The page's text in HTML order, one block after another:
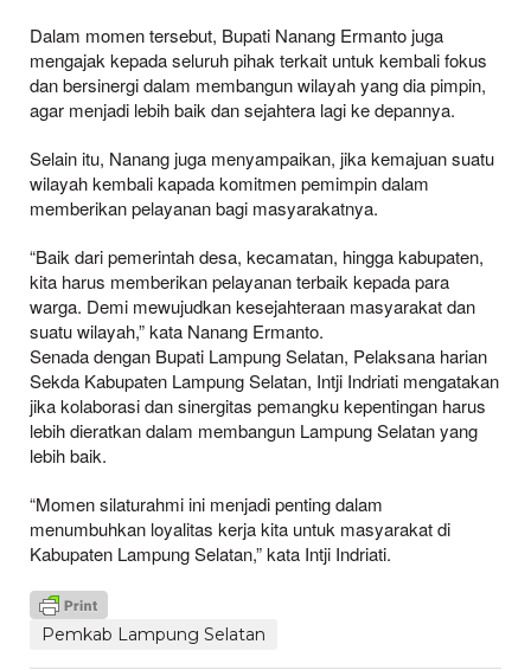
Dalam momen tersebut, Bupati Nanang Ermanto juga
mengajak kepada seluruh pihak terkait untuk kembali fokus
dan bersinergi dalam membangun wilayah yang dia pimpin,
agar menjadi lebih baik dan sejahtera lagi ke depannya.
Selain itu, Nanang juga menyampaikan, jika kemajuan suatu
wilayah kembali kapada komitmen pemimpin dalam
memberikan pelayanan bagi masyarakatnya.
“Baik dari pemerintah desa, kecamatan, hingga kabupaten,
kita harus memberikan pelayanan terbaik kepada para
warga. Demi mewujudkan kesejahteraan masyarakat dan
suatu wilayah,” kata Nanang Ermanto.
Senada dengan Bupati Lampung Selatan, Pelaksana harian
Sekda Kabupaten Lampung Selatan, Intji Indriati mengatakan
jika kolaborasi dan sinergitas pemangku kepentingan harus
lebih dieratkan dalam membangun Lampung Selatan yang
lebih baik.
“Momen silaturahmi ini menjadi penting dalam
menumbuhkan loyalitas kerja kita untuk masyarakat di
Kabupaten Lampung Selatan,” kata Intji Indriati.
Pemkab Lampung Selatan